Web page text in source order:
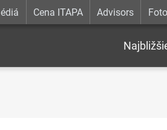
Cena ITAPA Advisors